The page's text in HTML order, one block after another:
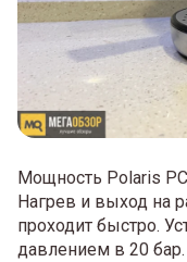
Мощность Polaris
Нагрев и выход на
проходит быстро.
давлением в 20